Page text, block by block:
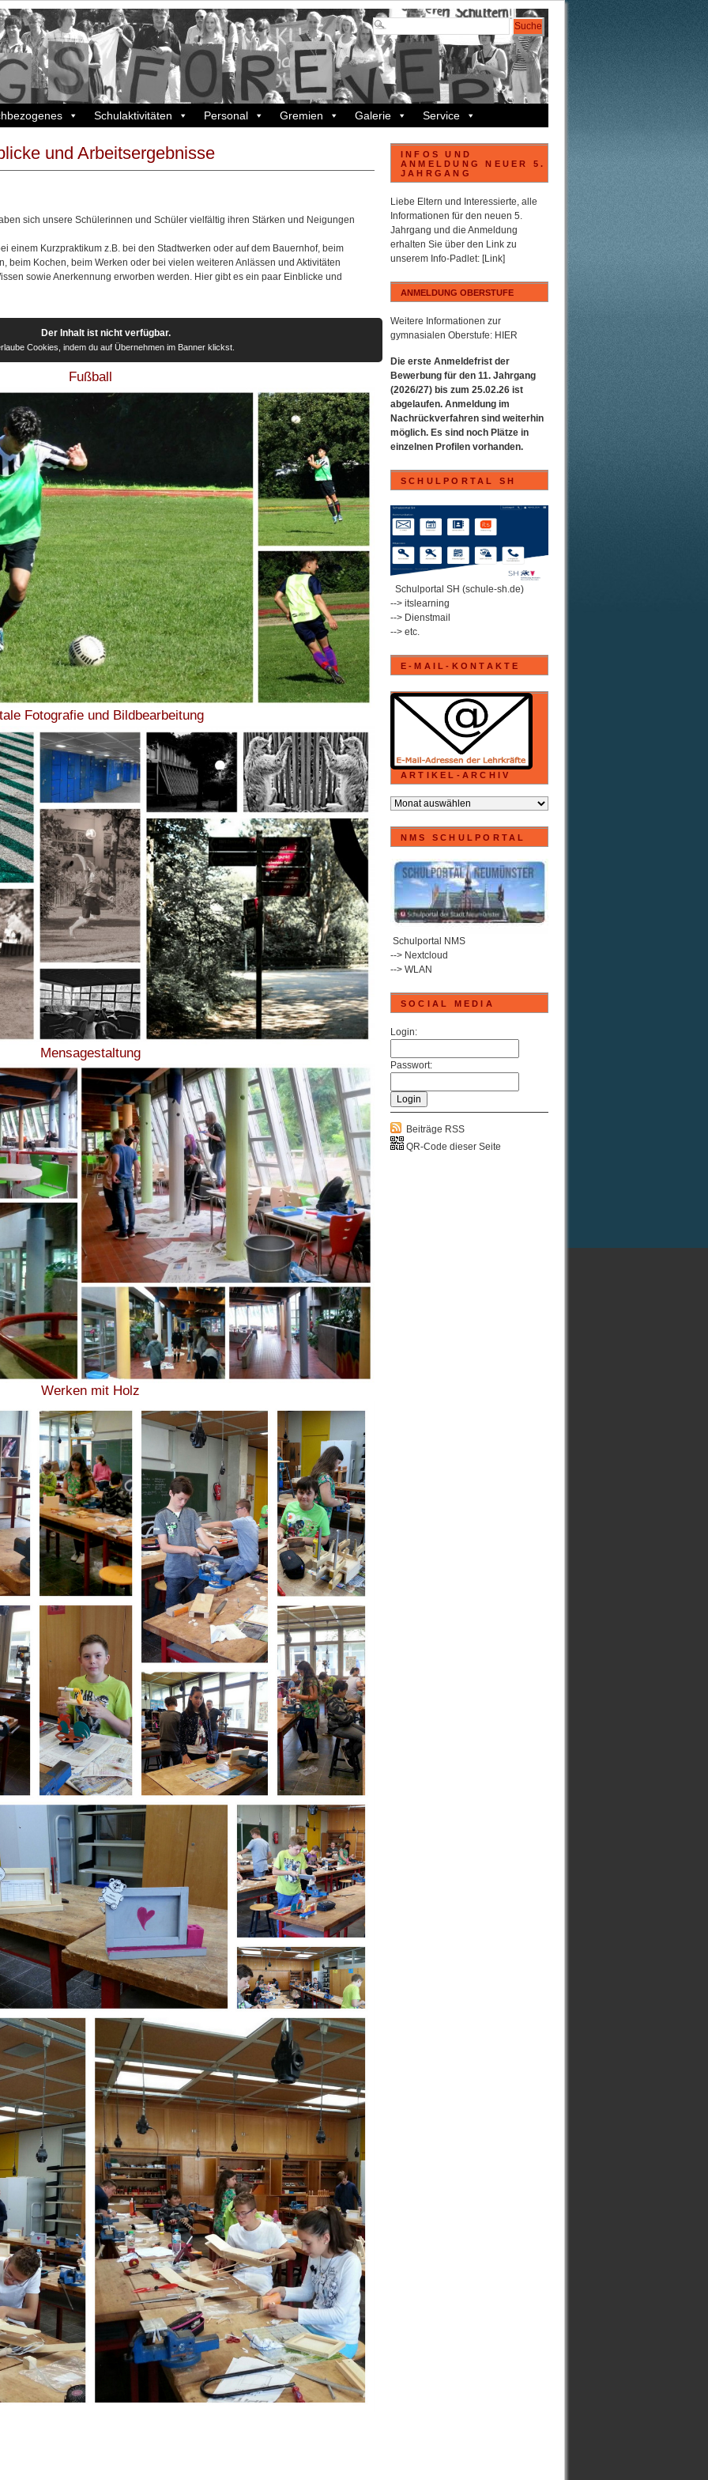
Schulaktivitäten Personal Gremien Galerie Service
und Arbeitsergebnisse
sich unsere Schülerinnen und Schüler vielfältig ihren Stärken und Neigungen
einem Kurzpraktikum z.B. bei den Stadtwerken oder auf dem Bauernhof, beim
beim Kochen, beim Werken oder bei vielen weiteren Anlässen und Aktivitäten
sowie Anerkennung erworben werden. Hier gibt es ein paar Einblicke und
Der Inhalt ist nicht verfügbar.
Cookies, indem du auf Übernehmen im Banner klickst.
Fußball
Fotografie und Bildbearbeitung
Mensagestaltung
Werken mit Holz
INFOS UND
ANMELDUNG NEUER 5.
JAHRGANG
Liebe Eltern und Interessierte, alle
Informationen für den neuen 5.
Jahrgang und die Anmeldung
erhalten Sie über den Link zu
unserem Info-Padlet: [Link]
ANMELDUNG OBERSTUFE
Weitere Informationen zur
gymnasialen Oberstufe: HIER
Die erste Anmeldefrist der
Bewerbung für den 11. Jahrgang
(2026/27) bis zum 25.02.26 ist
abgelaufen. Anmeldung im
Nachrückverfahren sind weiterhin
möglich. Es sind noch Plätze in
einzelnen Profilen vorhanden.
SCHULPORTAL SH
Schulportal SH (schule-sh.de)
--> itslearning
--> Dienstmail
--> etc.
E-MAIL-KONTAKTE
ARTIKEL-ARCHIV
ARTIKEL-
NMS SCHULPORTAL
Schulportal NMS
--> Nextcloud
--> WLAN
SOCIAL MEDIA
Login:
Passwort:
Beiträge RSS
QR-Code dieser Seite